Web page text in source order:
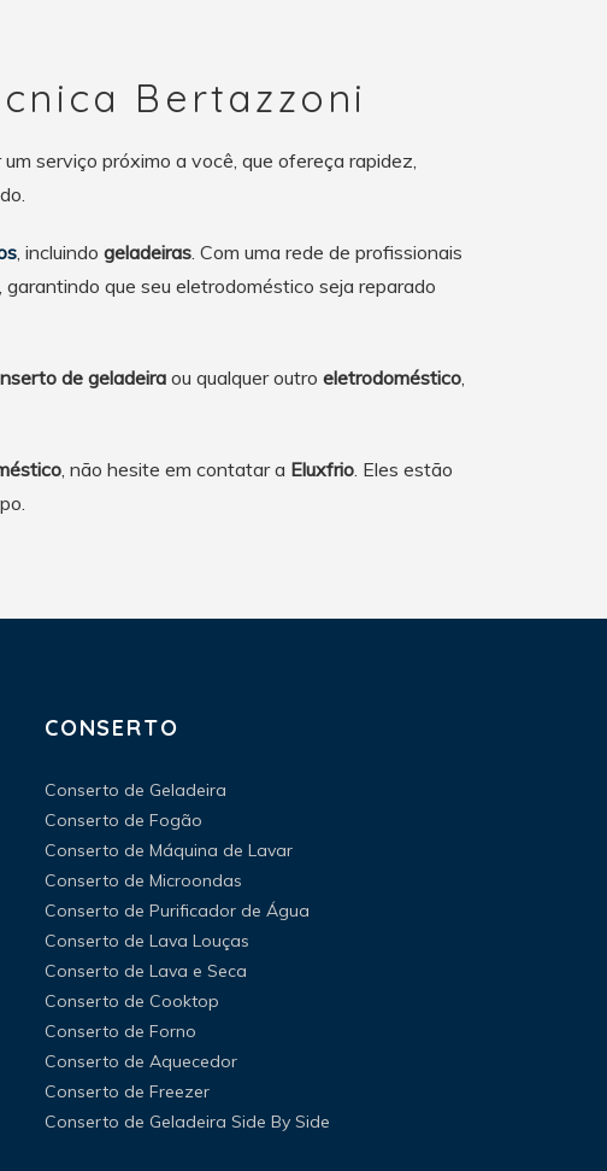
Bertazzoni
serviço próximo a você, que ofereça rapidez,
, incluindo geladeiras. Com uma rede de profissionais
que seu eletrodoméstico seja reparado
de geladeiraou qualquer outro eletrodoméstico,
, não hesite em contatar a Eluxfrio. Eles estão
CONSERTO
Conserto de Geladeira
Conserto de Fogão
Conserto de Máquina de Lavar
Conserto de Microondas
Conserto de Purificador de Água
Conserto de Lava Louças
Conserto de Lava e Seca
Conserto de Cooktop
Conserto de Forno
Conserto de Aquecedor
Conserto de Freezer
Conserto de Geladeira Side By Side